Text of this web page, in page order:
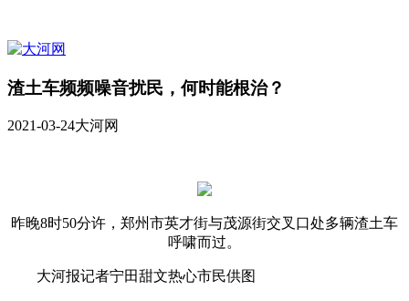
渣土车频频噪音扰民，何时能根治？
2021-03-24大河网
昨晚8时50分许，郑州市英才街与茂源街交叉口处多辆渣土车
呼啸而过。
大河报记者宁田甜文热心市民供图